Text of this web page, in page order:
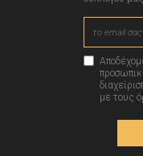
με τους